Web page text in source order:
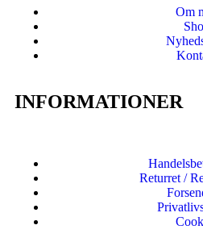
Om
INFORMATIONER
Returret /